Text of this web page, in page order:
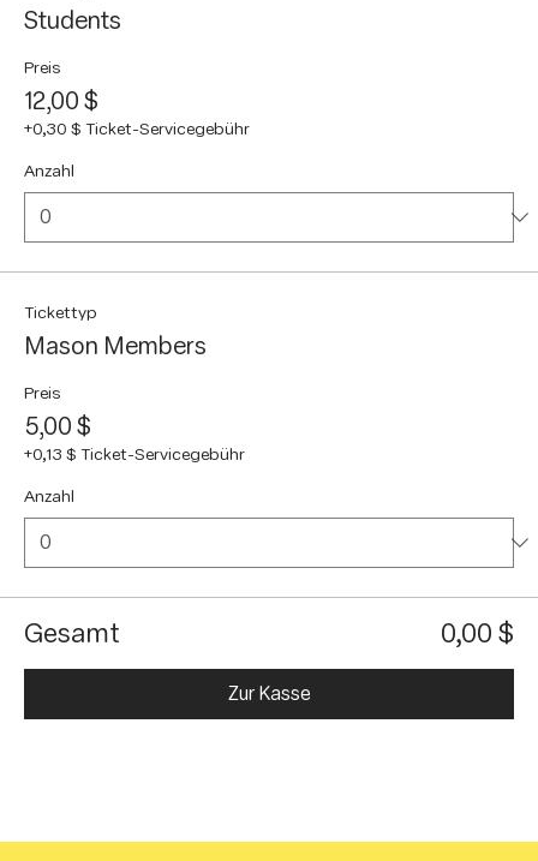
Students
Preis
12,00 $
+0,30 $ Ticket-Servicegebühr
Anzahl
Tickettyp
Mason Members
Preis
5,00 $
+0,13 $ Ticket-Servicegebühr
Anzahl
Gesamt 0,00 $
Zur Kasse